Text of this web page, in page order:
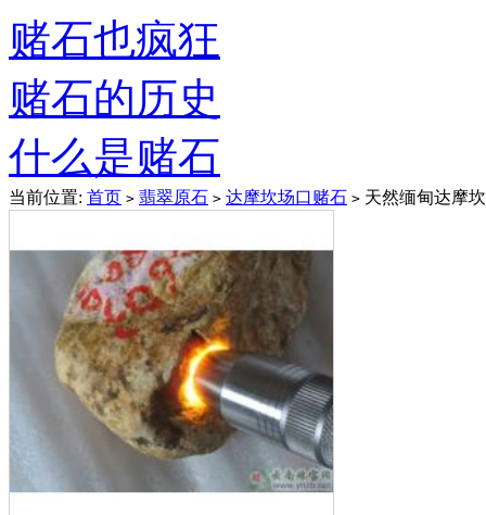
赌石也疯狂
赌石的历史
什么是赌石
当前位置: 首页 > 翡翠原石 > 达摩坎场口赌石 > 天然缅甸达摩